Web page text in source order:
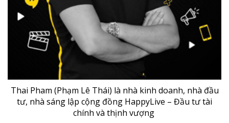
Thai Pham (Phạm Lê Thái) là nhà kinh doanh, nhà đầu
tư, nhà sáng lập cộng đồng HappyLive – Đầu tư tài
chính và thịnh vượng